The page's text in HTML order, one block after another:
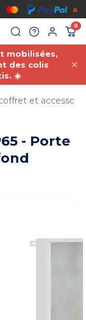
0
mobilisées,
des colis
☀️
et
- Porte